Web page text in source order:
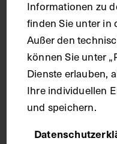
Material
Papier
Technik
Informationen zu
finden Sie unter in
Außer den
können Sie unter
Dienste erlauben,
Ihre individuellen
und speichern.